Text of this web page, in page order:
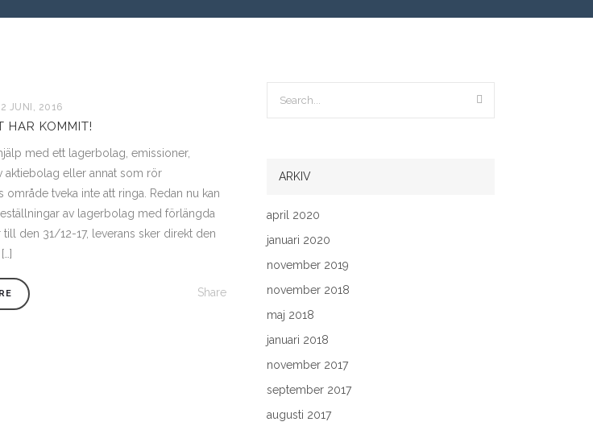
2 JUNI, 2016
HAR KOMMIT!
med ett lagerbolag, emissioner,
aktiebolag eller annat som rör
område tveka inte att ringa. Redan nu kan
av lagerbolag med förlängda
till den 31/12-17, leverans sker direkt den
Share
ARKIV
april 2020
januari 2020
november 2019
november 2018
maj 2018
januari 2018
november 2017
september 2017
augusti 2017